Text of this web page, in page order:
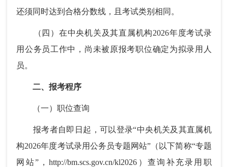
还须同时达到合格分数线，且考试类别相同。
（四）在中央机关及其直属机构2026年度考试录
用公务员工作中，尚未被原报考职位确定为拟录用人
员。
二、报考程序
（一）职位查询
报考者自即日起，可以登录“中央机关及其直属机
构2026年度考试录用公务员专题网站”（以下简称“专题
网站”，http://bm.scs.gov.cn/kl2026）查询补充录用职